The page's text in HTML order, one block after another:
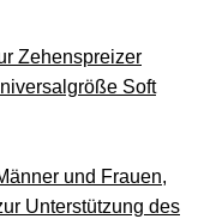
Zehenspreizer
Soft
und Frauen,
Unterstützung des